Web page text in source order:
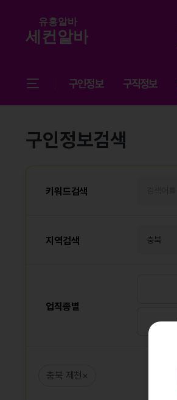
구인정보 구직정보
구인정보검색
키워드검색
지역검색
업직종별
충북 제천 ×